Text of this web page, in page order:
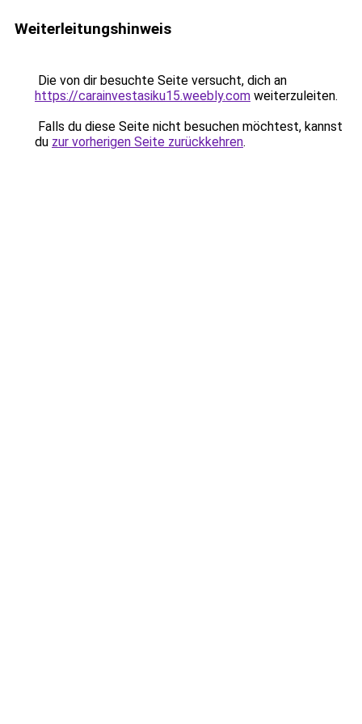
Weiterleitungshinweis
Die von dir besuchte Seite versucht, dich an
https://carainvestasiku15.weebly.com weiterzuleiten.
Falls du diese Seite nicht besuchen möchtest, kannst
du zur vorherigen Seite zurückkehren.